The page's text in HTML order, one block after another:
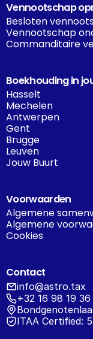
Vennootschap
Besloten
Vennootschap
Commanditaire
Boekhouding in
Hasselt
Mechelen
Antwerpen
Gent
Brugge
Leuven
Jouw Buurt
Voorwaarden
Algemene
Algemene
Cookies
Contact
info@astro.tax
+32 16 98 19 36
ITAA Certified: